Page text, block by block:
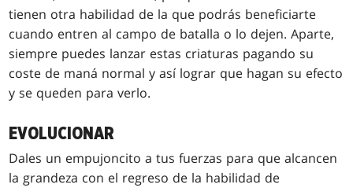
tienen otra habilidad de la que podrás beneficiarte
cuando entren al campo de batalla o lo dejen. Aparte,
siempre puedes lanzar estas criaturas pagando su
coste de maná normal y así lograr que hagan su efecto
y se queden para verlo.
EVOLUCIONAR
Dales un empujoncito a tus fuerzas para que alcancen
la grandeza con el regreso de la habilidad de